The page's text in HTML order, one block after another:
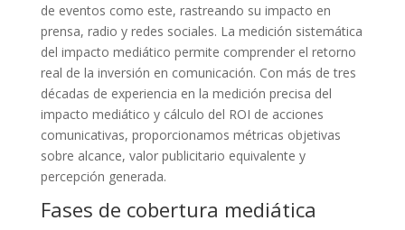
de eventos como este, rastreando su impacto en
prensa, radio y redes sociales. La medición sistemática
del impacto mediático permite comprender el retorno
real de la inversión en comunicación. Con más de tres
décadas de experiencia en la medición precisa del
impacto mediático y cálculo del ROI de acciones
comunicativas, proporcionamos métricas objetivas
sobre alcance, valor publicitario equivalente y
percepción generada.
Fases de cobertura mediática